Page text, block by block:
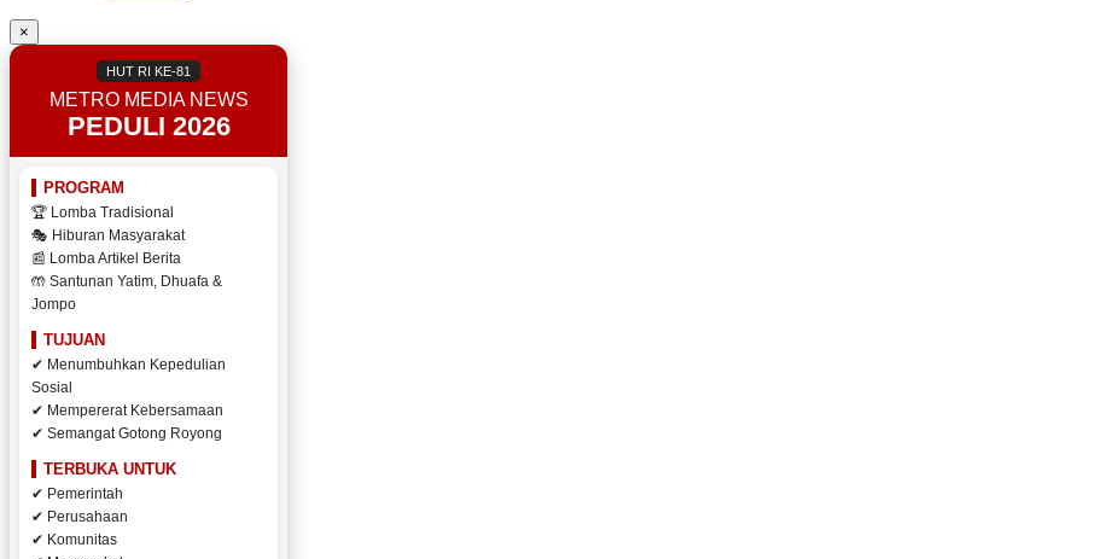
×
HUT RI KE-81
METRO MEDIA NEWS
PEDULI 2026
PROGRAM
🏆 Lomba Tradisional
🎭 Hiburan Masyarakat
📰 Lomba Artikel Berita
🤲 Santunan Yatim, Dhuafa &
Jompo
TUJUAN
✔ Menumbuhkan Kepedulian
Sosial
✔ Mempererat Kebersamaan
✔ Semangat Gotong Royong
TERBUKA UNTUK
✔ Pemerintah
✔ Perusahaan
✔ Komunitas